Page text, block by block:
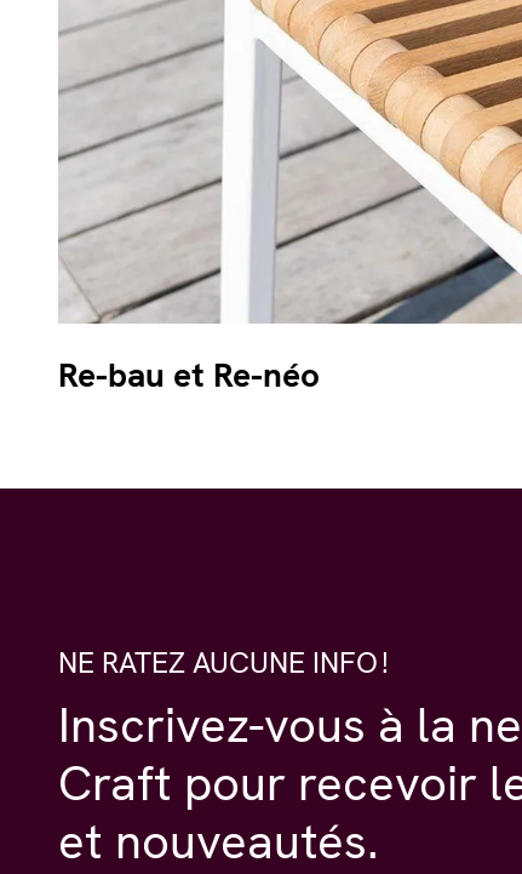
Re-bau et Re-néo
NE RATEZ AUCUNE INFO !
Inscrivez-vous à la
Craft pour recevoir
et nouveautés.